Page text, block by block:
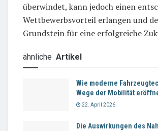
überwindet, kann jedoch einen
Wettbewerbsvorteil erlangen und
Grundstein für eine erfolgreiche
ähnliche Artikel
Wie moderne
Wege der Mobilität
22. April 2026
Die Auswirkungen des